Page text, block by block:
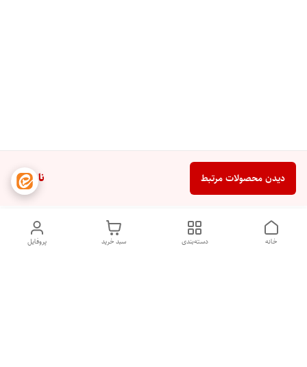
ناموجود دیدن محصولات مرتبط
پروفایل سبد خرید دسته‌بندی خانه